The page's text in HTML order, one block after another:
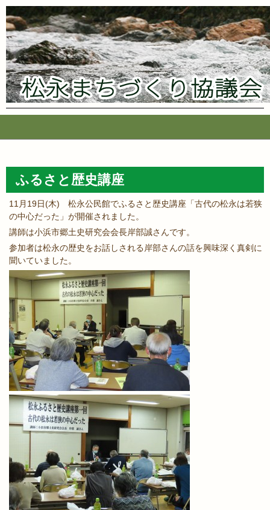
キ
ッ
プ
ふるさと歴史講座
11月19日(木) 松永公民館でふるさと歴史講座「古代の松永は若狭
の中心だった」が開催されました。
講師は小浜市郷土史研究会会長岸部誠さんです。
参加者は松永の歴史をお話しされる岸部さんの話を興味深く真剣に
聞いていました。